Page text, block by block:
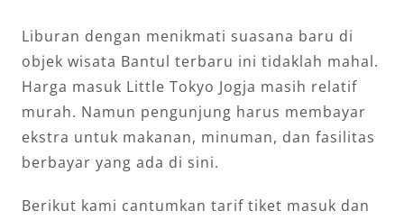
Liburan dengan menikmati suasana baru di
objek wisata Bantul terbaru ini tidaklah mahal.
Harga masuk Little Tokyo Jogja masih relatif
murah. Namun pengunjung harus membayar
ekstra untuk makanan, minuman, dan fasilitas
berbayar yang ada di sini.
Berikut kami cantumkan tarif tiket masuk dan